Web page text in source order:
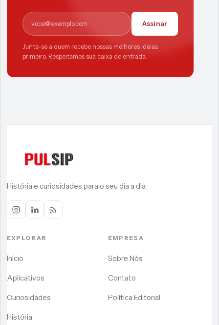
E-mail
Assinar
Junte-se a quem recebe nossas melhores ideias
primeiro. Respeitamos sua caixa de entrada.
História e curiosidades para o seu dia a dia.
EXPLORAR
Início
Aplicativos
Curiosidades
História
EMPRESA
Sobre Nós
Contato
Política Editorial